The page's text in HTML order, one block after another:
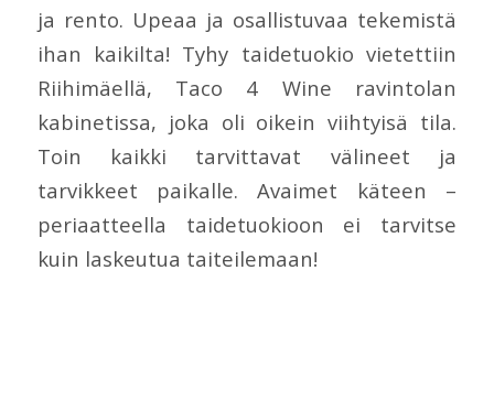
ja rento. Upeaa ja osallistuvaa tekemistä
ihan kaikilta! Tyhy taidetuokio vietettiin
Riihimäellä, Taco 4 Wine ravintolan
kabinetissa, joka oli oikein viihtyisä tila.
Toin kaikki tarvittavat välineet ja
tarvikkeet paikalle. Avaimet käteen –
periaatteella taidetuokioon ei tarvitse
kuin laskeutua taiteilemaan!